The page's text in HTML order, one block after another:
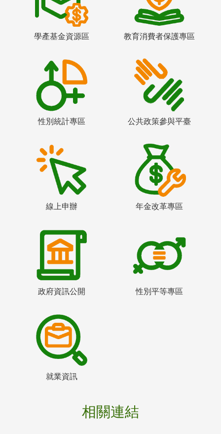
學產基金資源區 教育消費者保護專區
性別統計專區 公共政策參與平臺
線上申辦 年金改革專區
政府資訊公開 性別平等專區
就業資訊
相關連結